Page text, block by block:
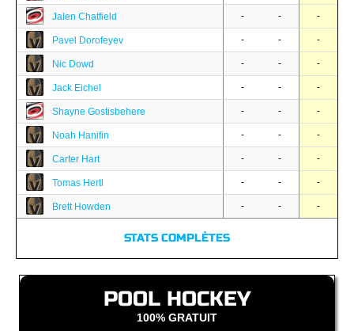
Jalen Chatfield - - -
Pavel Dorofeyev - - -
Nic Dowd - - -
Jack Eichel - - -
Shayne Gostisbehere - - -
Noah Hanifin - - -
Carter Hart - - -
Tomas Hertl - - -
Brett Howden - - -
STATS COMPLÈTES
POOL HOCKEY
100% GRATUIT